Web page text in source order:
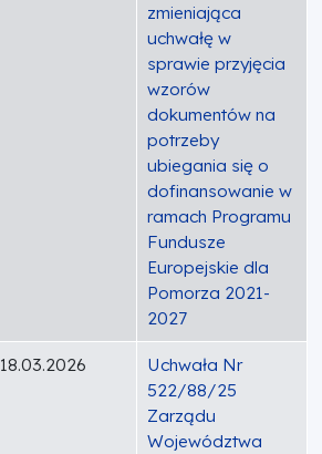
zmieniająca
uchwałę w
sprawie przyjęcia
wzorów
dokumentów na
potrzeby
ubiegania się o
dofinansowanie w
ramach Programu
Fundusze
Europejskie dla
Pomorza 2021-
2027
18.03.2026
Uchwała Nr
522/88/25
Zarządu
Województwa